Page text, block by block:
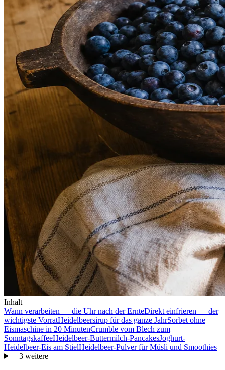
Inhalt
Wann verarbeiten — die Uhr nach der ErnteDirekt einfrieren — der
wichtigste VorratHeidelbeersirup für das ganze JahrSorbet ohne
Eismaschine in 20 MinutenCrumble vom Blech zum
SonntagskaffeeHeidelbeer-Buttermilch-PancakesJoghurt-
Heidelbeer-Eis am StielHeidelbeer-Pulver für Müsli und Smoothies
+ 3weitere